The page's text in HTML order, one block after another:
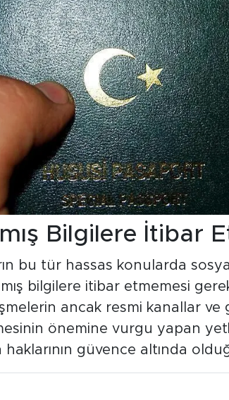
Bilgilere İtibar
bu tür hassas konularda
bilgilere itibar etmemesi
ancak resmi kanallar
önemine vurgu yapan
güvence altında